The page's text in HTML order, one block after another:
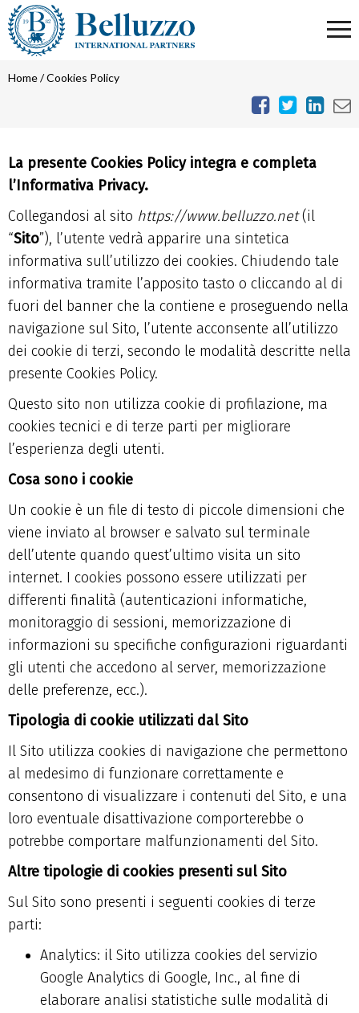
Home/Cookies Policy
La presente Cookies Policy integra e completa
l’Informativa Privacy.
Collegandosi al sito https://www.belluzzo.net(il
“Sito”), l’utente vedrà apparire una sintetica
informativa sull’utilizzo dei cookies. Chiudendo tale
informativa tramite l’apposito tasto o cliccando al di
fuori del banner che la contiene e proseguendo nella
navigazione sul Sito, l’utente acconsente all’utilizzo
dei cookie di terzi, secondo le modalità descritte nella
presente Cookies Policy.
Questo sito non utilizza cookie di profilazione, ma
cookies tecnici e di terze parti per migliorare
l’esperienza degli utenti.
Cosa sono i cookie
Un cookie è un file di testo di piccole dimensioni che
viene inviato al browser e salvato sul terminale
dell’utente quando quest’ultimo visita un sito
internet. I cookies possono essere utilizzati per
differenti finalità (autenticazioni informatiche,
monitoraggio di sessioni, memorizzazione di
informazioni su specifiche configurazioni riguardanti
gli utenti che accedono al server, memorizzazione
delle preferenze, ecc.).
Tipologia di cookie utilizzati dal Sito
Il Sito utilizza cookies di navigazione che permettono
al medesimo di funzionare correttamente e
consentono di visualizzare i contenuti del Sito, e una
loro eventuale disattivazione comporterebbe o
potrebbe comportare malfunzionamenti del Sito.
Altre tipologie di cookies presenti sul Sito
Sul Sito sono presenti i seguenti cookies di terze
parti:
Analytics: il Sito utilizza cookies del servizio
Google Analytics di Google, Inc., al fine di
elaborare analisi statistiche sulle modalità di